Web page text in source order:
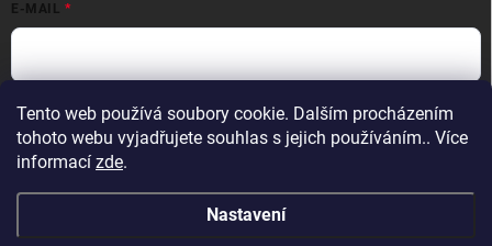
Tento web používá soubory cookie. Dalším procházením
tohoto webu vyjadřujete souhlas s jejich používáním.. Více
informací zde.
Nastavení
E-MAIL
Vložením e-mailu souhlasíte spodmínkami ochrany osobních údajů
Přihlásit se